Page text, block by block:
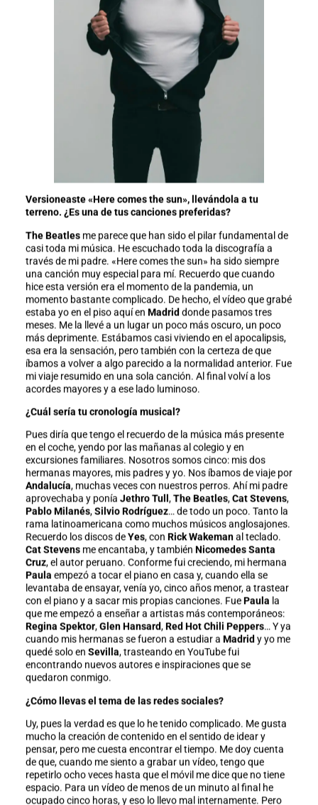
Versioneaste «Here comes the sun», llevándola a tu
terreno. ¿Es una de tus canciones preferidas?
The Beatlesme parece que han sido el pilar fundamental de
casi toda mi música. He escuchado toda la discografía a
través de mi padre. «Here comes the sun» ha sido siempre
una canción muy especial para mí. Recuerdo que cuando
hice esta versión era el momento de la pandemia, un
momento bastante complicado. De hecho, el vídeo que grabé
estaba yo en el piso aquí en Madrid donde pasamos tres
meses. Me la llevé a un lugar un poco más oscuro, un poco
más deprimente. Estábamos casi viviendo en el apocalipsis,
esa era la sensación, pero también con la certeza de que
íbamos a volver a algo parecido a la normalidad anterior. Fue
mi viaje resumido en una sola canción. Al final volví a los
acordes mayores y a ese lado luminoso.
¿Cuál sería tu cronología musical?
Pues diría que tengo el recuerdo de la música más presente
en el coche, yendo por las mañanas al colegio y en
excursiones familiares. Nosotros somos cinco: mis dos
hermanas mayores, mis padres y yo. Nos íbamos de viaje por
Andalucía, muchas veces con nuestros perros. Ahí mi padre
aprovechaba y ponía Jethro Tull , The Beatles, Cat Stevens,
Pablo Milanés, Silvio Rodríguez… de todo un poco. Tanto la
rama latinoamericana como muchos músicos anglosajones.
Recuerdo los discos deYes, con Rick Wakemanal teclado.
Cat Stevensme encantaba, y también Nicomedes Santa
Cruz, el autor peruano. Conforme fui creciendo, mi hermana
Paula empezó a tocar el piano en casa y, cuando ella se
levantaba de ensayar, venía yo, cinco años menor, a trastear
con el piano y a sacar mis propias canciones. Fue Paula la
que me empezó a enseñar a artistas más contemporáneos:
Regina Spektor, Glen Hansard, Red Hot Chili Peppers… Y ya
cuando mis hermanas se fueron a estudiar a Madrid y yo me
quedé solo en Sevilla, trasteando en YouTube fui
encontrando nuevos autores e inspiraciones que se
quedaron conmigo.
¿Cómo llevas el tema de las redes sociales?
Uy, pues la verdad es que lo he tenido complicado. Me gusta
mucho la creación de contenido en el sentido de idear y
pensar, pero me cuesta encontrar el tiempo. Me doy cuenta
de que, cuando me siento a grabar un vídeo, tengo que
repetirlo ocho veces hasta que el móvil me dice que no tiene
espacio. Para un vídeo de menos de un minuto al final he
ocupado cinco horas, y eso lo llevo mal internamente. Pero